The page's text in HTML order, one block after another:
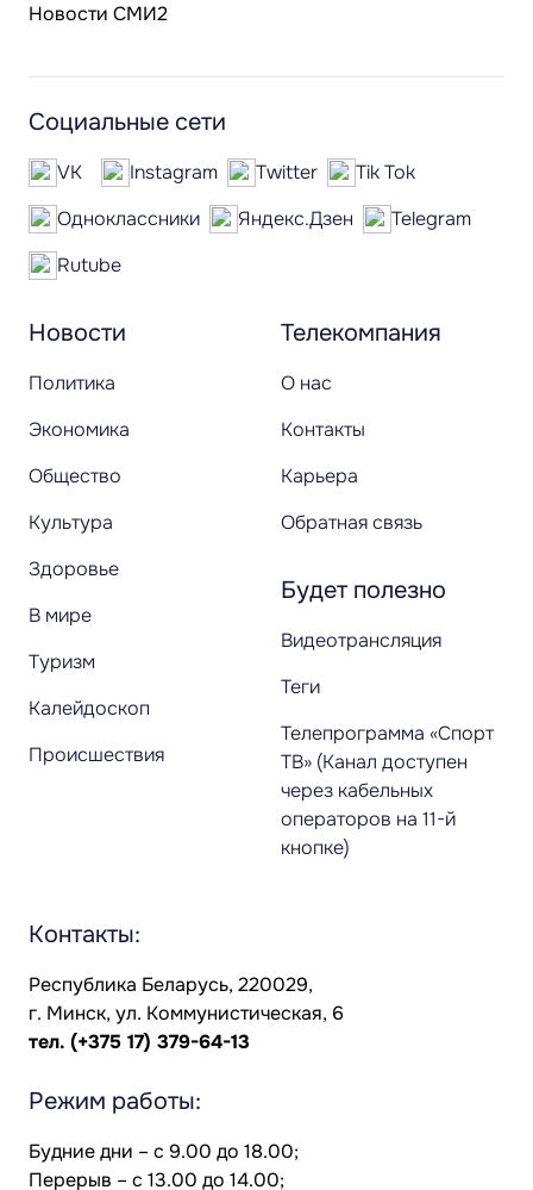
Новости СМИ2
Новости
Политика
Экономика
Общество
Культура
Здоровье
В мире
Туризм
Калейдоскоп
Происшествия
Телекомпания
О нас
Контакты
Карьера
Обратная связь
Будет полезно
Видеотрансляция
Теги
Телепрограмма «Спорт
ТВ» (Канал доступен
через кабельных
операторов на 11-й
кнопке)
Социальные сети
VK Instagram Twitter
Tik Tok
Одноклассники
Яндекс.Дзен
Telegram
Rutube
Контакты:
Республика Беларусь, 220029,
г. Минск, ул. Коммунистическая, 6
тел. (+375 17) 379-64-13
Режим работы:
Будние дни – с 9.00 до 18.00;
Перерыв – с 13.00 до 14.00;